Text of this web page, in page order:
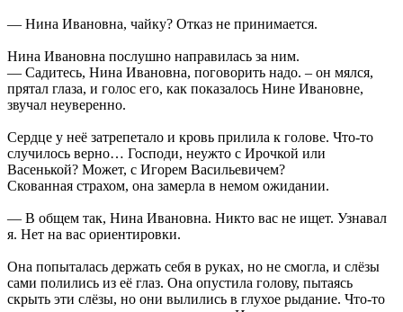
— Нина Ивановна, чайку? Отказ не принимается.
Нина Ивановна послушно направилась за ним.
— Садитесь, Нина Ивановна, поговорить надо. – он мялся,
прятал глаза, и голос его, как показалось Нине Ивановне,
звучал неуверенно.
Сердце у неё затрепетало и кровь прилила к голове. Что-то
случилось верно… Господи, неужто с Ирочкой или
Васенькой? Может, с Игорем Васильевичем?
Скованная страхом, она замерла в немом ожидании.
— В общем так, Нина Ивановна. Никто вас не ищет. Узнавал
я. Нет на вас ориентировки.
Она попыталась держать себя в руках, но не смогла, и слёзы
сами полились из её глаз. Она опустила голову, пытаясь
скрыть эти слёзы, но они вылились в глухое рыдание. Что-то